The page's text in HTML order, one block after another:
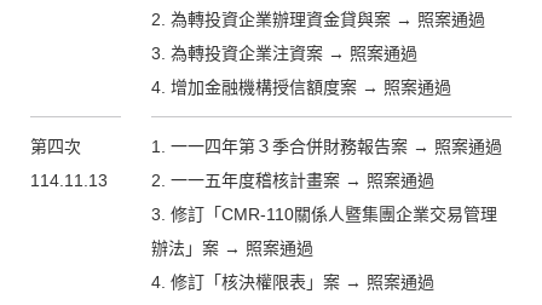
2. 為轉投資企業辦理資金貸與案 → 照案通過
3. 為轉投資企業注資案 → 照案通過
4. 增加金融機構授信額度案 → 照案通過
第四次
114.11.13
1. 一一四年第３季合併財務報告案 → 照案通過
2. 一一五年度稽核計畫案 → 照案通過
3. 修訂「CMR-110關係人暨集團企業交易管理
辦法」案 → 照案通過
4. 修訂「核決權限表」案 → 照案通過